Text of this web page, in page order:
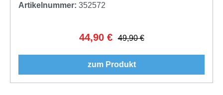
Artikelnummer: 352572
Verkaufspreis:
44,90 € Regulärer Preis:
49,90 €
zum Produkt